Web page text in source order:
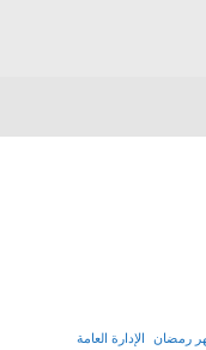
رمضان الإدارة العامة